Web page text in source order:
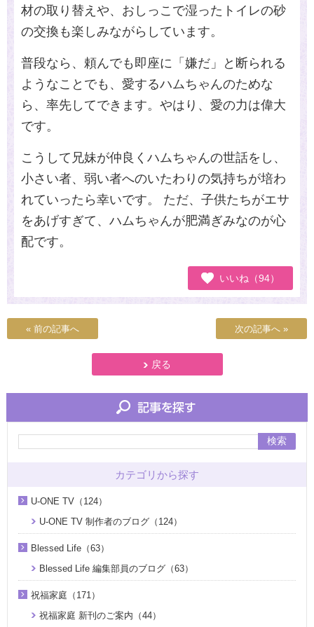
材の取り替えや、おしっこで湿ったトイレの砂
の交換も楽しみながらしています。
普段なら、頼んでも即座に「嫌だ」と断られる
ようなことでも、愛するハムちゃんのためな
ら、率先してできます。やはり、愛の力は偉大
です。
こうして兄妹が仲良くハムちゃんの世話をし、
小さい者、弱い者へのいたわりの気持ちが培わ
れていったら幸いです。 ただ、子供たちがエサ
をあげすぎて、ハムちゃんが肥満ぎみなのが心
配です。
いいね（94）
« 前の記事へ 次の記事へ »
戻る
検索
カテゴリから探す
U-ONE TV（124）
U-ONE TV 制作者のブログ（124）
Blessed Life（63）
Blessed Life 編集部員のブログ（63）
祝福家庭（171）
祝福家庭 新刊のご案内（44）